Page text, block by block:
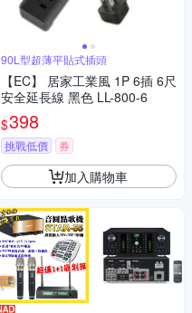
90L型超薄平貼式插頭
【EC】 居家工業風 1P 6插 6尺
安全延長線 黑色 LL-800-6
$398
挑戰低價 券
加入購物車